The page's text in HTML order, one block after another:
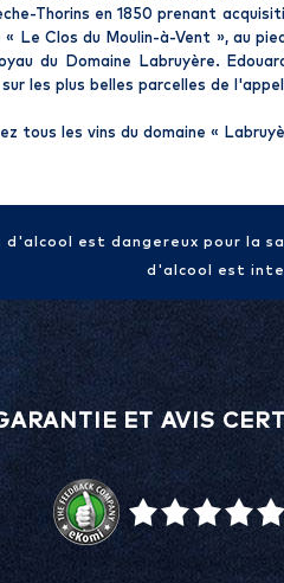
Thorins en 1850 prenant
« Le Clos du Moulin-à-Vent », au
du Domaine Labruyère.
les plus belles parcelles de
tous les vins du domaine «
d'alcool est dangereux pour la
d'alcool est
ET AVIS